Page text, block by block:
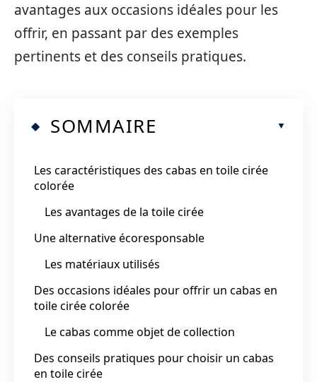
avantages aux occasions idéales pour les
offrir, en passant par des exemples
pertinents et des conseils pratiques.
SOMMAIRE
Les caractéristiques des cabas en toile cirée
colorée
Les avantages de la toile cirée
Une alternative écoresponsable
Les matériaux utilisés
Des occasions idéales pour offrir un cabas en
toile cirée colorée
Le cabas comme objet de collection
Des conseils pratiques pour choisir un cabas
en toile cirée